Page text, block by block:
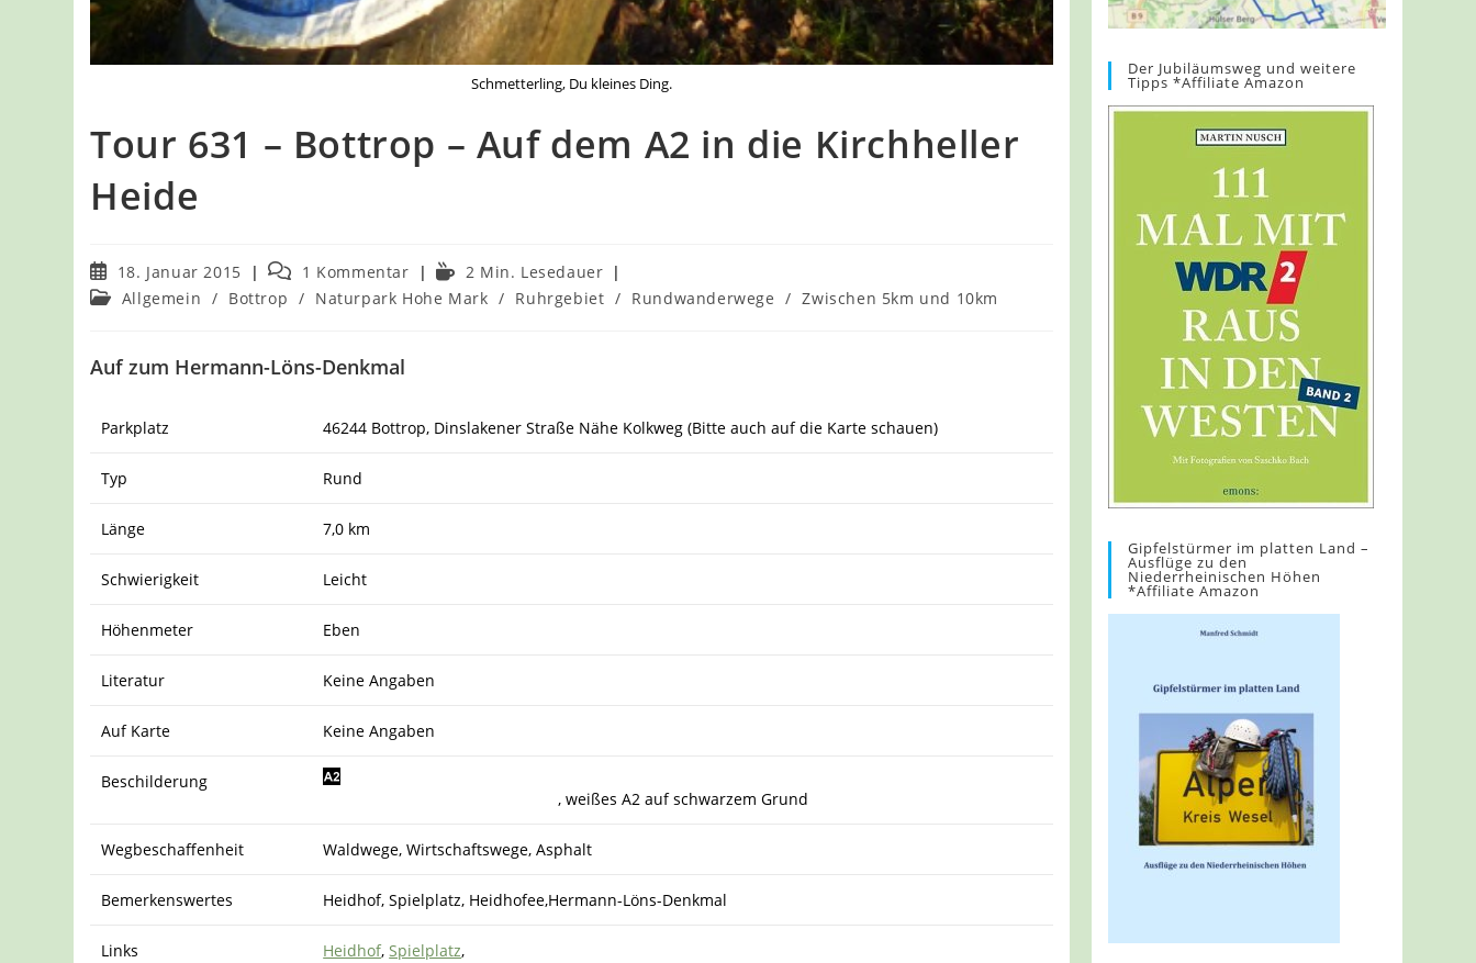
Schmetterling, Du kleines Ding.
Tour 631 – Bottrop – Auf dem A2 in die Kirchheller
Heide
Beitrag
veröffentlicht:
18. Januar 2015
Beitrags-
Kommentare:
1 Kommentar Lesedauer:
2 Min. Lesedauer
Beitrags-
Allgemein / Bottrop / Naturpark Hohe Mark / Ruhrgebiet / Rundwanderwege / Zwischen 5km und 10km
Auf zum Hermann-Löns-Denkmal
Parkplatz 46244 Bottrop, Dinslakener Straße Nähe Kolkweg (Bitte auch auf die Karte schauen)
Typ Rund
Länge 7,0 km
Schwierigkeit Leicht
Höhenmeter Eben
Literatur Keine Angaben
Auf Karte Keine Angaben
Beschilderung
, weißes A2 auf schwarzem Grund
Wegbeschaffenheit Waldwege, Wirtschaftswege, Asphalt
Bemerkenswertes Heidhof, Spielplatz, Heidhofee,Hermann-Löns-Denkmal
Links Heidhof,Spielplatz,
Der Jubiläumsweg und weitere
Tipps *Affiliate Amazon
Gipfelstürmer im platten Land –
Ausflüge zu den
Niederrheinischen Höhen
*Affiliate Amazon